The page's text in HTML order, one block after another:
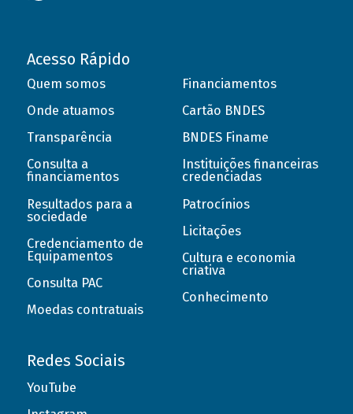
Acesso Rápido
Quem somos
Onde atuamos
Transparência
Consulta a
financiamentos
Resultados para a
sociedade
Credenciamento de
Equipamentos
Consulta PAC
Moedas contratuais
Financiamentos
Cartão BNDES
BNDES Finame
Instituições financeiras
credenciadas
Patrocínios
Licitações
Cultura e economia
criativa
Conhecimento
Redes Sociais
YouTube